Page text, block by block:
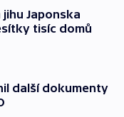
Japonska
tisíc domů
další dokumenty